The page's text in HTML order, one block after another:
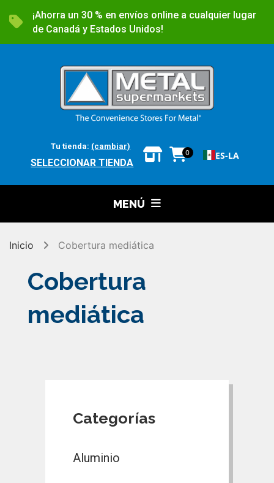
¡Ahorra un 30 % en envíos online a cualquier lugar
de Canadá y Estados Unidos!
Tu tienda: (cambiar)
SELECCIONAR TIENDA
0 ES-LA
MENÚ
Inicio Cobertura mediática
Cobertura
mediática
Categorías
Aluminio